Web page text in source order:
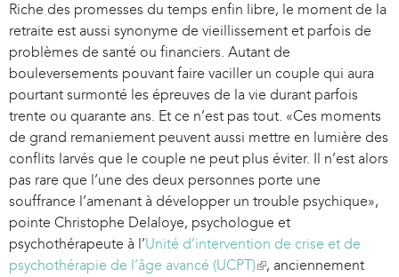
Riche des promesses du temps enfin libre, le moment de la
retraite est aussi synonyme de vieillissement et parfois de
problèmes de santé ou financiers. Autant de
bouleversements pouvant faire vaciller un couple qui aura
pourtant surmonté les épreuves de la vie durant parfois
trente ou quarante ans. Et ce n’est pas tout. «Ces moments
de grand remaniement peuvent aussi mettre en lumière des
conflits larvés que le couple ne peut plus éviter. Il n’est alors
pas rare que l’une des deux personnes porte une
souffrance l’amenant à développer un trouble psychique»,
pointe Christophe Delaloye, psychologue et
psychothérapeute à l’Unité d’intervention de crise et de
psychothérapie de l’âge avancé (UCPT)( , anciennement